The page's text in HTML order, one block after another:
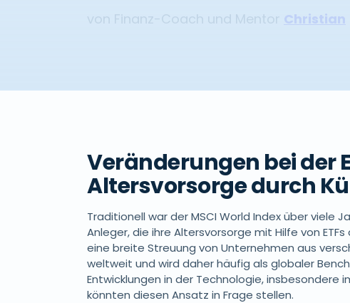
von Finanz-Coach und Mentor Christian
Veränderungen bei der
Altersvorsorge durch
Traditionell war der MSCI World Index über viele
Anleger, die ihre Altersvorsorge mit Hilfe von
eine breite Streuung von Unternehmen aus
weltweit und wird daher häufig als globaler
Entwicklungen in der Technologie, insbesondere
könnten diesen Ansatz in Frage stellen.